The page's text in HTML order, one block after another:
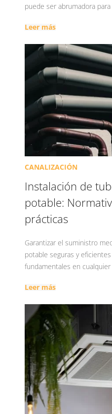
puede ser abrumadora para
Leer más
CANALIZACIÓN
Instalación de
potable:
prácticas
Garantizar el suministro
potable seguras y
fundamentales en cualquier
Leer más